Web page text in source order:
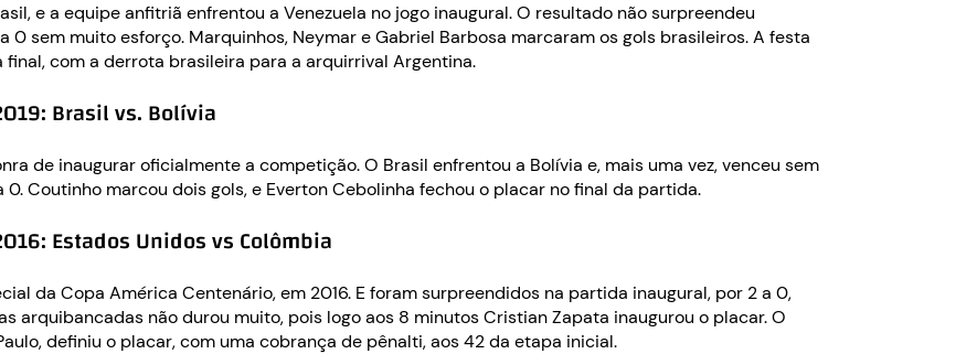
e a equipe anfitriã enfrentou a Venezuela no jogo inaugural. O resultado não surpreendeu
0 sem muito esforço. Marquinhos, Neymar e Gabriel Barbosa marcaram os gols brasileiros. A festa
com a derrota brasileira para a arquirrival Argentina.
Brasil vs. Bolívia
de inaugurar oficialmente a competição. O Brasil enfrentou a Bolívia e, mais uma vez, venceu sem
Coutinho marcou dois gols, e Everton Cebolinha fechou o placar no final da partida.
Estados Unidos vs Colômbia
da Copa América Centenário, em 2016. E foram surpreendidos na partida inaugural, por 2 a 0,
arquibancadas não durou muito, pois logo aos 8 minutos Cristian Zapata inaugurou o placar. O
definiu o placar, com uma cobrança de pênalti, aos 42 da etapa inicial.